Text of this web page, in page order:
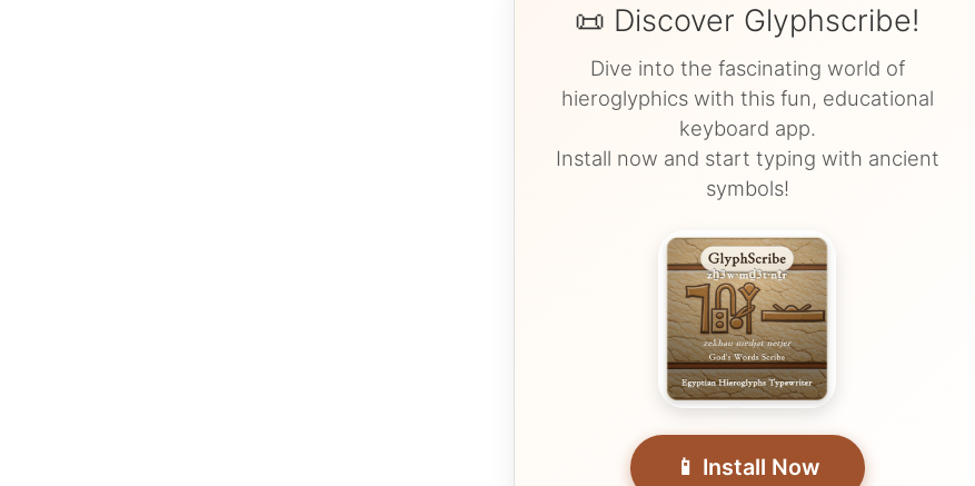
📜 Discover Glyphscribe!
Dive into the fascinating world of
hieroglyphics with this fun, educational
keyboard app.
Install now and start typing with ancient
symbols!
📱 Install Now